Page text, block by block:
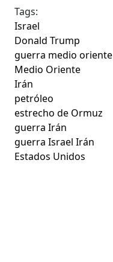
Tags:
Israel
Donald Trump
guerra medio oriente
Medio Oriente
Irán
petróleo
estrecho de Ormuz
guerra Irán
guerra Israel Irán
Estados Unidos